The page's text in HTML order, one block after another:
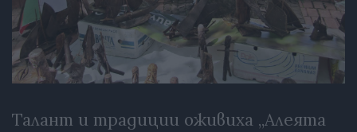
Талант и традиции оживиха „Алеята